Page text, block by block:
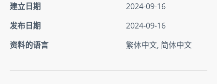
建立日期
2024-09-16
发布日期
2024-09-16
资料的语言
繁体中文, 简体中文